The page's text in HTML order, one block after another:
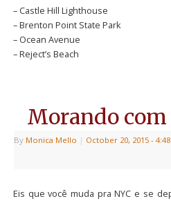
– Castle Hill Lighthouse
– Brenton Point State Park
– Ocean Avenue
– Reject’s Beach
Morando com
By Monica Mello | October 20, 2015 -
Eis que você muda pra NYC e se